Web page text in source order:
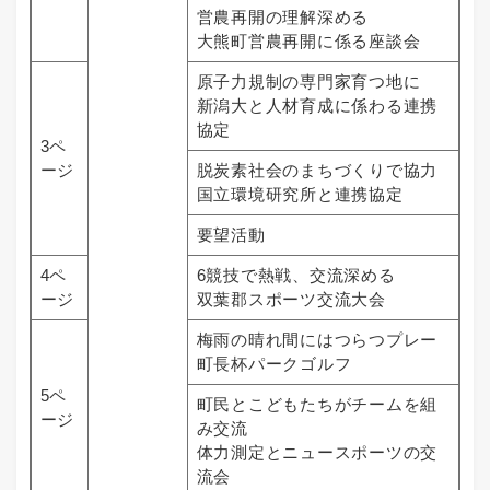
営農再開の理解深める
大熊町営農再開に係る座談会
3ペ
ージ
原子力規制の専門家育つ地に
新潟大と人材育成に係わる連携
協定
脱炭素社会のまちづくりで協力
国立環境研究所と連携協定
要望活動
4ペ
ージ
6競技で熱戦、交流深める
双葉郡スポーツ交流大会
5ペ
ージ
梅雨の晴れ間にはつらつプレー
町長杯パークゴルフ
町民とこどもたちがチームを組
み交流
体力測定とニュースポーツの交
流会